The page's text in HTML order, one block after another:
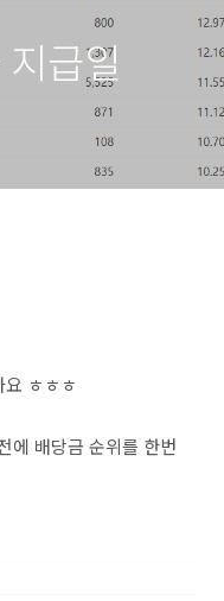
급일
ㅎㅎㅎ
에 배당금 순위를 한번